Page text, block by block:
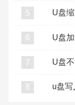
5
6
7 U盘
8